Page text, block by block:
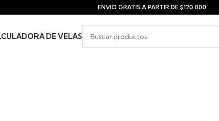
ENVIO GRATIS A PARTIR DE $120.000
DE VELAS